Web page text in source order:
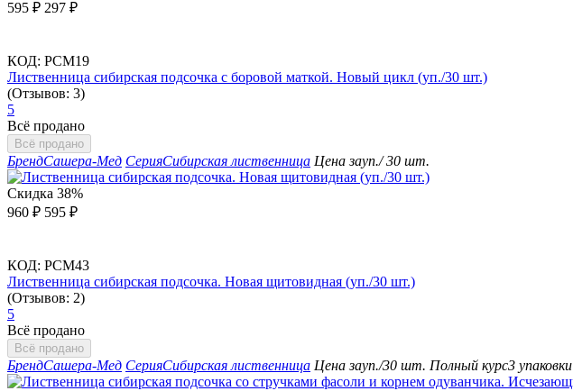
595 ₽ 297 ₽
КОД: РСМ19
Лиственница сибирская подсочка с боровой маткой. Новый цикл (уп./30 шт.)
(Отзывов: 3)
5
Всё продано
Всё продано
БрендСашера-Мед СерияСибирская лиственница Цена зауп./ 30 шт.
Скидка 38%
960 ₽ 595 ₽
КОД: РСМ43
Лиственница сибирская подсочка. Новая щитовидная (уп./30 шт.)
(Отзывов: 2)
5
Всё продано
Всё продано
БрендСашера-Мед СерияСибирская лиственница Цена зауп./30 шт. Полный курс3 упаковки